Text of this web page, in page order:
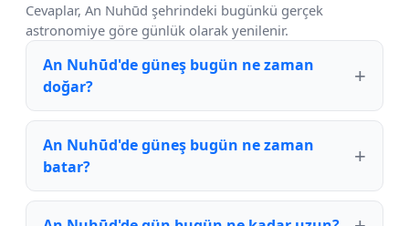
Cevaplar, An Nuhūd şehrindeki bugünkü gerçek
astronomiye göre günlük olarak yenilenir.
An Nuhūd'de güneş bugün ne zaman
doğar?
An Nuhūd'de güneş bugün ne zaman
batar?